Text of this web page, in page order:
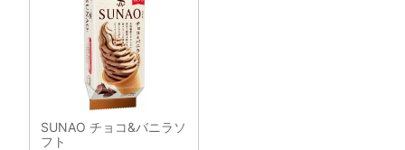
SUNAO チョコ&バニラソ
フト